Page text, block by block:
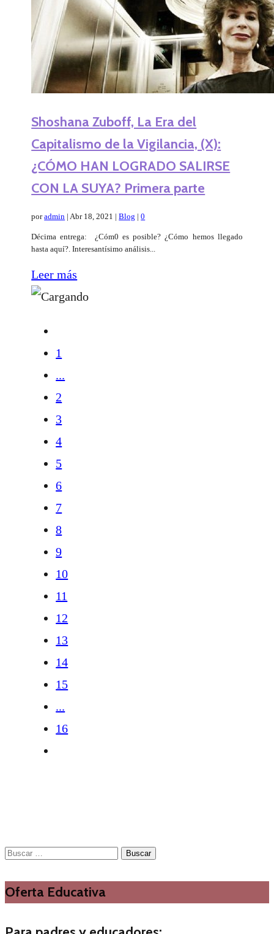
Shoshana Zuboff, La Era del
Capitalismo de la Vigilancia, (X):
¿CÓMO HAN LOGRADO SALIRSE
CON LA SUYA? Primera parte
poradmin |Abr 18, 2021 |Blog |0
Décima entrega: ¿Cóm0 es posible? ¿Cómo hemos llegado
hasta aquí?. Interesantísimo análisis...
Leer más
1
...
2
3
4
5
6
7
8
9
10
11
12
13
14
15
...
16
Buscar:
Oferta Educativa